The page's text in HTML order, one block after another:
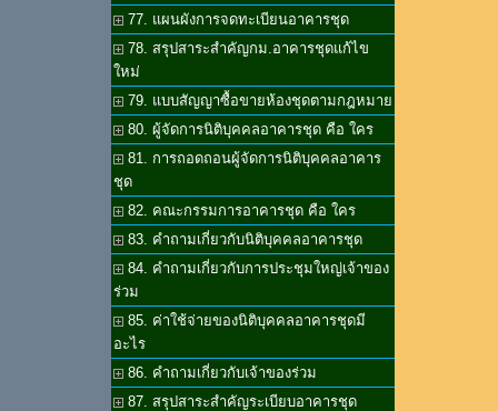
77. แผนผังการจดทะเบียนอาคารชุด
78. สรุปสาระสำคัญกม.อาคารชุดแก้ไข
ใหม่
79. แบบสัญญาซื้อขายห้องชุดตามกฎหมาย
80. ผู้จัดการนิติบุคคลอาคารชุด คือ ใคร
81. การถอดถอนผู้จัดการนิติบุคคลอาคาร
ชุด
82. คณะกรรมการอาคารชุด คือ ใคร
83. คำถามเกี่ยวกับนิติบุคคลอาคารชุด
84. คำถามเกี่ยวกับการประชุมใหญ่เจ้าของ
ร่วม
85. ค่าใช้จ่ายของนิติบุคคลอาคารชุดมี
อะไร
86. คำถามเกี่ยวกับเจ้าของร่วม
87. สรุปสาระสำคัญระเบียบอาคารชุด